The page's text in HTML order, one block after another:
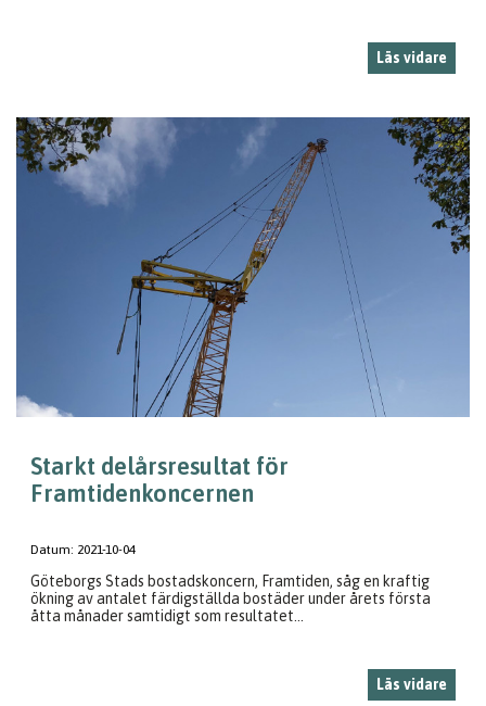
Läs vidare
Starkt delårsresultat för
Framtidenkoncernen
Datum: 2021-10-04
Göteborgs Stads bostadskoncern, Framtiden, såg en kraftig
ökning av antalet färdigställda bostäder under årets första
åtta månader samtidigt som resultatet...
Läs vidare